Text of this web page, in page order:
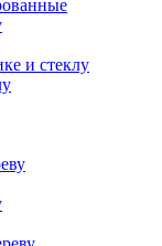
и стеклу